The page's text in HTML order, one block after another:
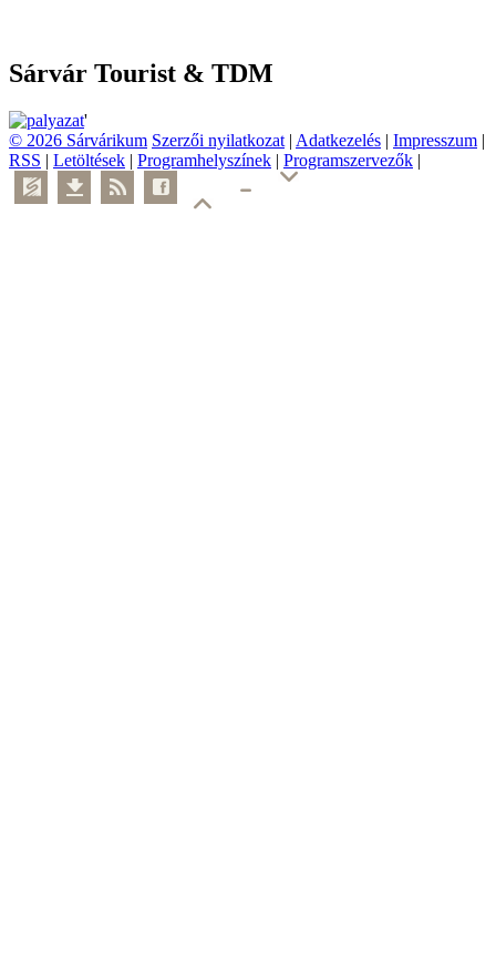
Sárvár Tourist & TDM
'
© 2026 Sárvárikum Szerzői nyilatkozat | Adatkezelés | Impresszum |
RSS | Letöltések | Programhelyszínek | Programszervezők |